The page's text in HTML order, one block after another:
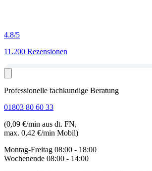
4.8/5
11.200 Rezensionen
Professionelle fachkundige Beratung
01803 80 60 33
(0,09 €/min aus dt. FN,
max. 0,42 €/min Mobil)
Montag-Freitag 08:00 - 18:00
Wochenende 08:00 - 14:00